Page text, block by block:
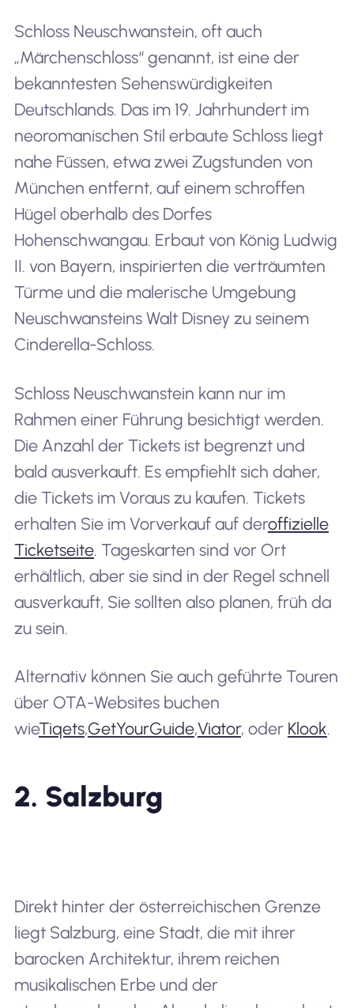
Schloss Neuschwanstein, oft auch
„Märchenschloss“ genannt, ist eine der
bekanntesten Sehenswürdigkeiten
Deutschlands. Das im 19. Jahrhundert im
neoromanischen Stil erbaute Schloss liegt
nahe Füssen, etwa zwei Zugstunden von
München entfernt, auf einem schroffen
Hügel oberhalb des Dorfes
Hohenschwangau. Erbaut von König Ludwig
II. von Bayern, inspirierten die verträumten
Türme und die malerische Umgebung
Neuschwansteins Walt Disney zu seinem
Cinderella-Schloss.
Schloss Neuschwanstein kann nur im
Rahmen einer Führung besichtigt werden.
Die Anzahl der Tickets ist begrenzt und
bald ausverkauft. Es empfiehlt sich daher,
die Tickets im Voraus zu kaufen. Tickets
erhalten Sie im Vorverkauf auf deroffizielle
Ticketseite. Tageskarten sind vor Ort
erhältlich, aber sie sind in der Regel schnell
ausverkauft, Sie sollten also planen, früh da
zu sein.
Alternativ können Sie auch geführte Touren
über OTA-Websites buchen
wieTiqets,GetYourGuide,Viator, oder Klook.
2. Salzburg
Direkt hinter der österreichischen Grenze
liegt Salzburg, eine Stadt, die mit ihrer
barocken Architektur, ihrem reichen
musikalischen Erbe und der